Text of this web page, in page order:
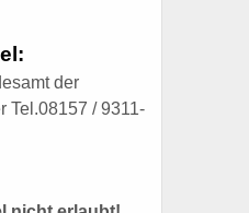
der
Tel.08157 / 9311-